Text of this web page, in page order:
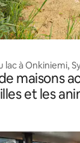
à Onkiniemi,
maisons
et les